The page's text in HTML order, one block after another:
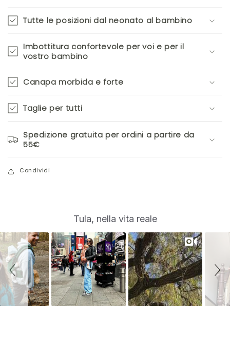
Tutte le posizioni dal neonato al bambino
Imbottitura confortevole per voi e per il
vostro bambino
Canapa morbida e forte
Taglie per tutti
Spedizione gratuita per ordini a partire da
55€
Condividi
i
d
e
s
o
w
Tula, nella vita reale